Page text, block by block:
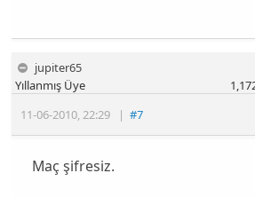
jupiter65
11-06-2010,22:29 |#7
Yıllanmış Üye
Maç şifresiz.